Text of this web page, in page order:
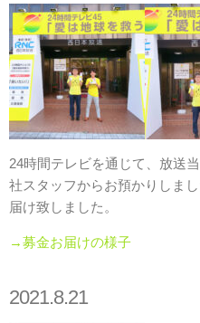
24時間テレビを通じて、放送
社スタッフからお預かりしま
届け致しました。
→募金お届けの様子
2021.8.21